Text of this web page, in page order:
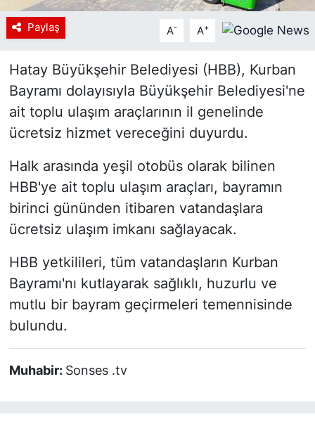
Paylaş A- A+
Hatay Büyükşehir Belediyesi (HBB), Kurban
Bayramı dolayısıyla Büyükşehir Belediyesi'ne
ait toplu ulaşım araçlarının il genelinde
ücretsiz hizmet vereceğini duyurdu.
Halk arasında yeşil otobüs olarak bilinen
HBB'ye ait toplu ulaşım araçları, bayramın
birinci gününden itibaren vatandaşlara
ücretsiz ulaşım imkanı sağlayacak.
HBB yetkilileri, tüm vatandaşların Kurban
Bayramı'nı kutlayarak sağlıklı, huzurlu ve
mutlu bir bayram geçirmeleri temennisinde
bulundu.
Muhabir: Sonses .tv